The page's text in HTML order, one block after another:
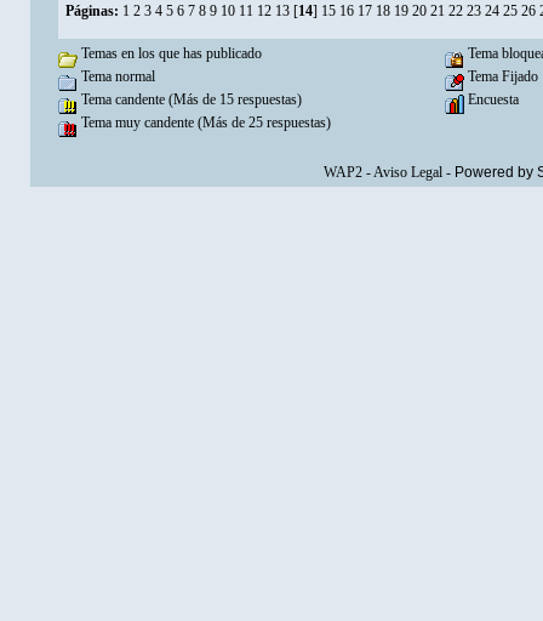
Páginas: 1 2 3 4 5 6 7 8 9 10 11 12 13 [14] 15 16 17 18 19 20 21 22 23 24 25 26
Temas en los que has publicado
Tema normal
Tema candente (Más de 15 respuestas)
Tema muy candente (Más de 25 respuestas)
Tema
Tema Fijado
Encuesta
WAP2-Aviso Legal- Powered by